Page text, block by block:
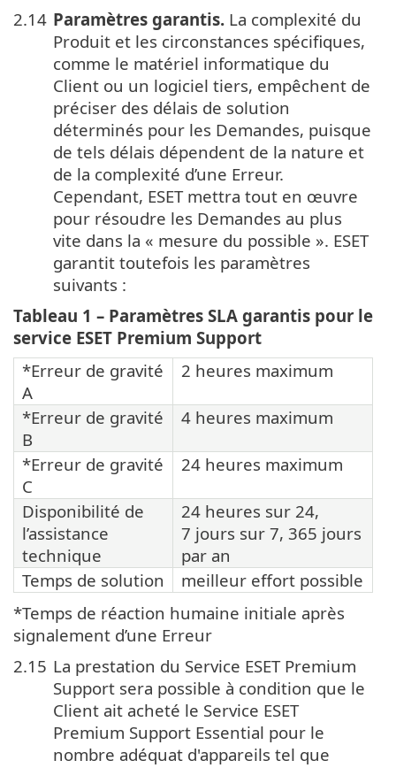
2.14 Paramètres garantis. La complexité du
Produit et les circonstances spécifiques,
comme le matériel informatique du
Client ou un logiciel tiers, empêchent de
préciser des délais de solution
déterminés pour les Demandes, puisque
de tels délais dépendent de la nature et
de la complexité d’une Erreur.
Cependant, ESET mettra tout en œuvre
pour résoudre les Demandes au plus
vite dans la « mesure du possible ». ESET
garantit toutefois les paramètres
suivants :
Tableau 1 – Paramètres SLA garantis pour le
service ESET Premium Support
*Erreur de gravité
A
2 heures maximum
*Erreur de gravité
B
4 heures maximum
*Erreur de gravité
C
24 heures maximum
Disponibilité de
l’assistance
technique
24 heures sur 24,
7 jours sur 7, 365 jours
par an
Temps de solution
meilleur effort possible
*Temps de réaction humaine initiale après
signalement d’une Erreur
2.15 La prestation du Service ESET Premium
Support sera possible à condition que le
Client ait acheté le Service ESET
Premium Support Essential pour le
nombre adéquat d'appareils tel que